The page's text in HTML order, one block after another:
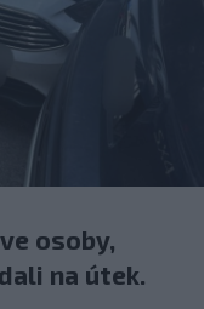
osoby,
na útek.